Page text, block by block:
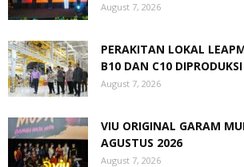
August 7, 2026
PERAKITAN LOKAL
B10 DAN C10 DIPRODUKSI
August 7, 2026
VIU ORIGINAL GARAM
AGUSTUS 2026
August 7, 2026